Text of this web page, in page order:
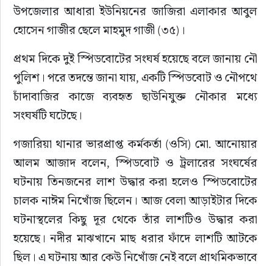
উপজেলার আধারা ইউনিয়নের জাজিরা এলাকার আবুল
হোসেন গাজীর ছেলে মাহমুদ গাজী (৩৫)।
প্রথম দিকে দুই স্পিডবোটের সংঘর্ষ হয়েছে বলে জানায় নৌ
পুলিশ। পরে তদন্তে জানা যায়, একটি স্পিডবোট ও নৌপথে
চাঁদাবাজির কাজে ব্যবহৃত ছাউনিযুক্ত নৌকার মধ্যে
সংঘর্ষটি ঘটেছে।
গজারিয়া থানার ভারপ্রাপ্ত কর্মকর্তা (ওসি) মো. আনোয়ার
আলম আজাদ বলেন, স্পিডবোট ও ট্রলারের সংঘর্ষের
ঘটনায় তিনজনের লাশ উদ্ধার করা হলেও স্পিডবোটের
চালক নাঈম নিখোঁজ ছিলেন। আজ বেলা আড়াইটার দিকে
ঘটনাস্থলের কিছু দূর থেকে তাঁর লাশটিও উদ্ধার করা
হয়েছে। নদীর মাঝখানে মাছ ধরার ফাঁদে লাশটি আটকে
ছিল। এ ঘটনায় আর কেউ নিখোঁজ নেই বলে প্রাথমিকভাবে